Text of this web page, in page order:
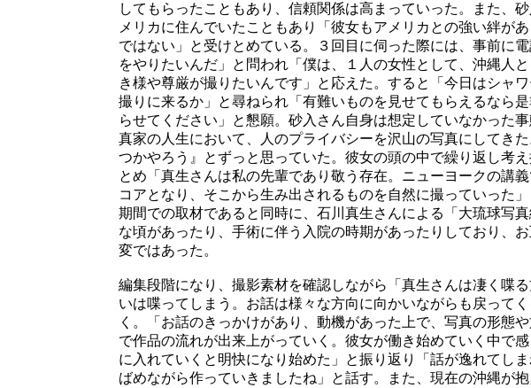
してもらったこともあり、信頼関係は高まっていった。また、
メリカに住んでいたこともあり「彼女もアメリカとの強い絆が
ではない」と受けとめている。３回目に伺った際には、事前に
をやりたいんだ」と問われ「僕は、１人の女性として、沖縄人
き様や尊厳が撮りたいんです」と応えた。すると「今日はシャ
撮りに来るか」と尋ねられ「有難いものを見せてもらえるなら
らせてください」と懇願。砂入さん自身は想定していなかった
真家の人生において、人のプライバシーを沢山の写真にしてき
つかやろう』とずっと思っていた。彼女の頭の中で繰り返し考
とめ「真生さんは私の先輩であり敬う存在。ニューヨークの講
コアとなり、そこから生み出されるものを自然に撮っていった
期間での取材であると同時に、石川真生さんによる「大琉球写
な頃があったり、手術に伴う入院の時期があったりしており、
変ではあった。
編集段階になり、撮影素材を確認しながら「真生さんは凄く喋
いは喋ってしまう。お話は様々な方向に向かいながらも戻って
く。「お話のきっかけがあり、動機があった上で、写真の形態
で作品の流れが出来上がっていく。彼女が働き始めていく中で
に入れていくと明快になり始めた」と振り返り「話が逸れてし
ばめながら作っていきましたね」と話す。また、現在の沖縄が